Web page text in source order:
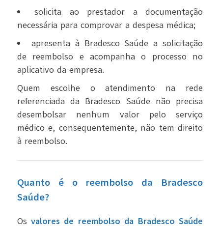
solicita ao prestador a documentação
necessária para comprovar a despesa médica;
apresenta à Bradesco Saúde a solicitação
de reembolso e acompanha o processo no
aplicativo da empresa.
Quem escolhe o atendimento na rede
referenciada da Bradesco Saúde não precisa
desembolsar nenhum valor pelo serviço
médico e, consequentemente, não tem direito
à reembolso.
Quanto é o reembolso da Bradesco
Saúde?
Osvalores de reembolso da Bradesco Saúde